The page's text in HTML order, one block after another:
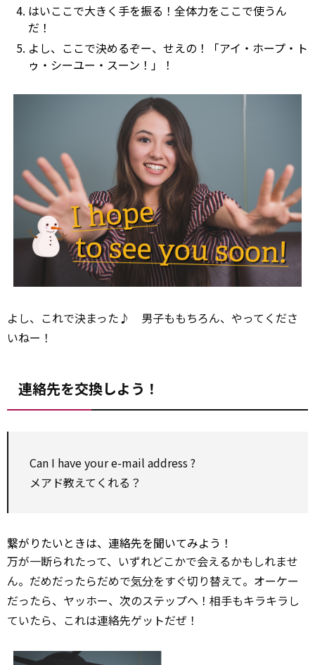
はいここで大きく手を振る！全体力をここで使うん
だ！
よし、ここで決めるぞー、せえの！「アイ・ホープ・ト
ゥ・シーユー・スーン！」！
よし、これで決まった♪ 男子ももちろん、やってくださ
いねー！
連絡先を交換しよう！
Can I have your e-mail address ?
メアド教えてくれる？
繋がりたいときは、連絡先を聞いてみよう！
万が一断られたって、いずれどこかで会えるかもしれませ
ん。だめだったらだめで気分をすぐ切り替えて。オーケー
だったら、ヤッホー、次のステップへ！相手もキラキラし
ていたら、これは連絡先ゲットだぜ！